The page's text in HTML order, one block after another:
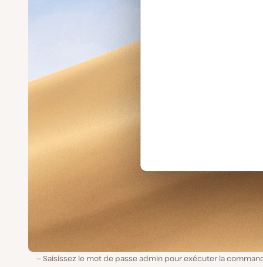
Saisissez le mot de passe admin pour exécuter la